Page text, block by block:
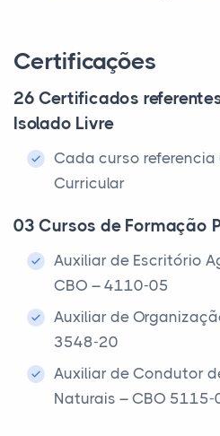
Certificações
26 Certificados
Isolado Livre
Cada curso
Curricular
03 Cursos de Formação
Auxiliar de Escritório
CBO – 4110-05
Auxiliar de
3548-20
Auxiliar de Condutor
Naturais – CBO 5115-